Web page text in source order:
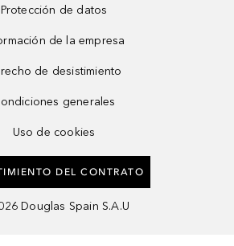
Protección de datos
de la empresa
de desistimiento
generales
Uso de cookies
DEL CONTRATO
Douglas Spain S.A.U